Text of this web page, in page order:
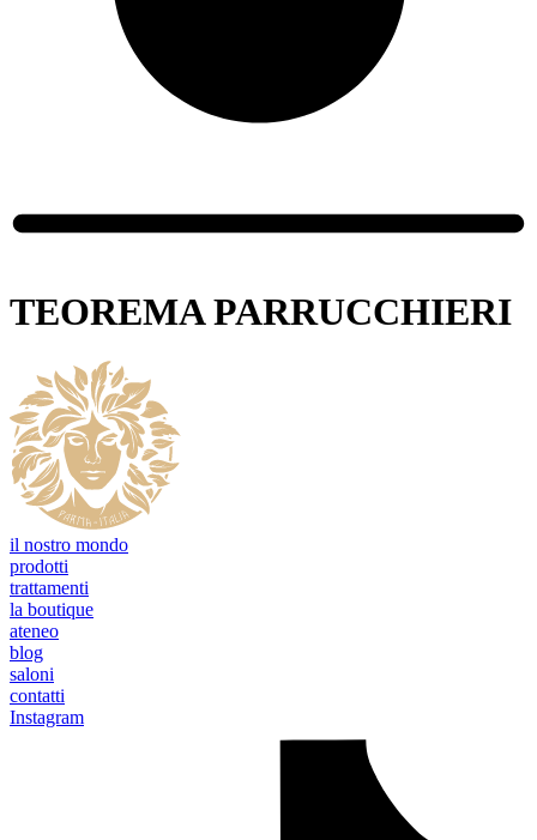
TEOREMA PARRUCCHIERI
il nostro mondo
prodotti
trattamenti
la boutique
ateneo
blog
saloni
contatti
Instagram